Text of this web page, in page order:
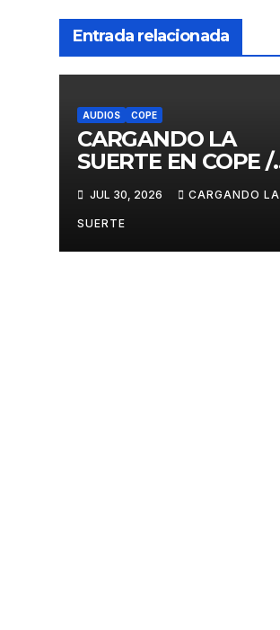
Entrada relacionada
AUDIOS COPE
CARGANDO LA
SUERTE EN COPE /
30 DE JULIO 2026
JUL 30, 2026 CARGANDO LA
SUERTE